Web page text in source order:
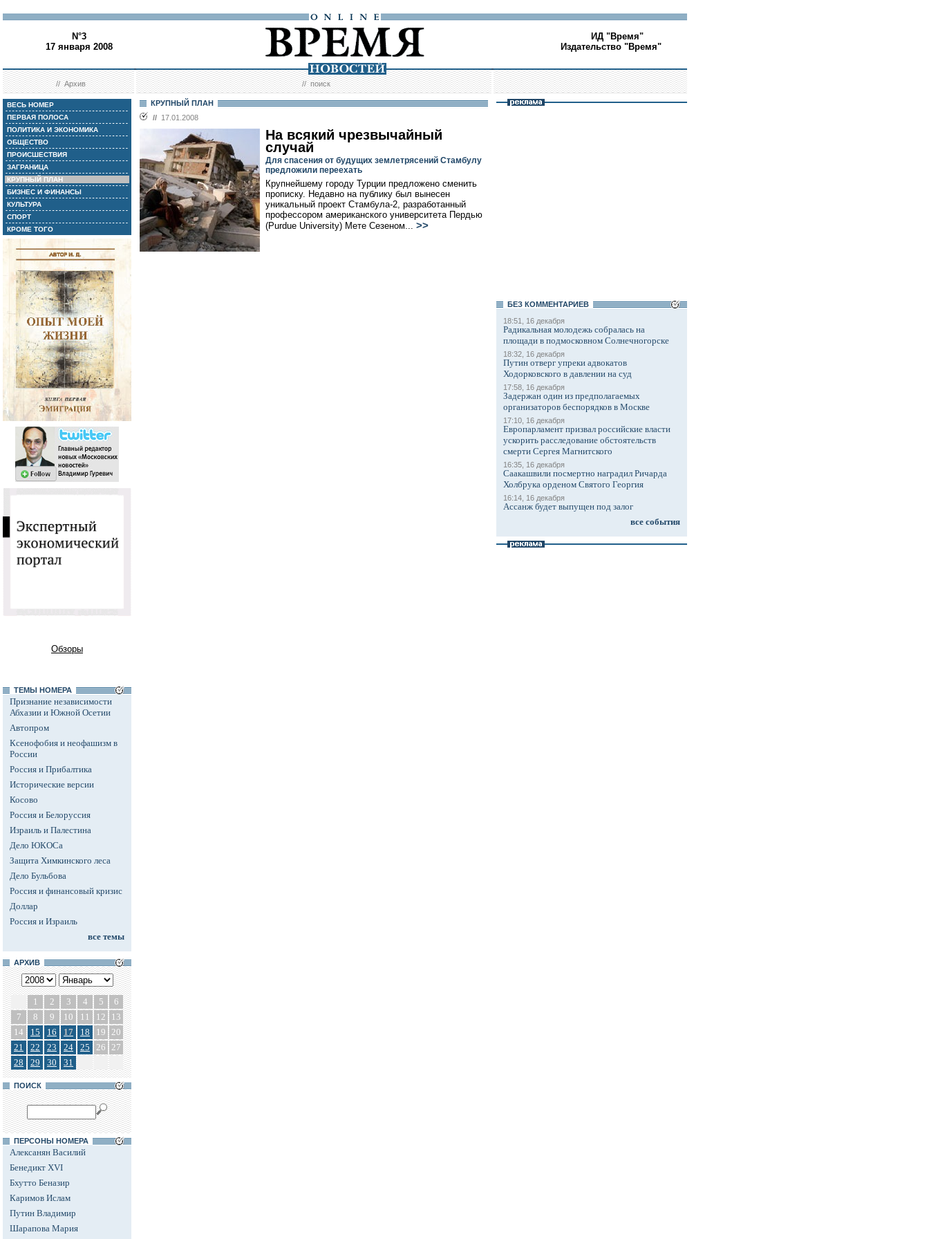
N°3
17 января 2008
ИД "Время"
Издательство "Время"
//Архив //поиск
ВЕСЬ НОМЕР
ПЕРВАЯ ПОЛОСА
ПОЛИТИКА И ЭКОНОМИКА
ОБЩЕСТВО
ПРОИСШЕСТВИЯ
ЗАГРАНИЦА
КРУПНЫЙ ПЛАН
БИЗНЕС И ФИНАНСЫ
КУЛЬТУРА
СПОРТ
КРОМЕ ТОГО
Обзоры
ТЕМЫ НОМЕРА
Признание независимости
Абхазии и Южной Осетии
Автопром
Ксенофобия и неофашизм в
России
Россия и Прибалтика
Исторические версии
Косово
Россия и Белоруссия
Израиль и Палестина
Дело ЮКОСа
Защита Химкинского леса
Дело Бульбова
Россия и финансовый кризис
Доллар
Россия и Израиль
все темы
АРХИВ
1 2 3 4 5
6
7
8 9 10 11 12
13
14
15 16 17 18 19 20
21
22 23 24 25 26 27
28
29 30 31
ПОИСК
ПЕРСОНЫ НОМЕРА
Алексанян Василий
Бенедикт XVI
Бхутто Беназир
Каримов Ислам
Путин Владимир
Шарапова Мария
КРУПНЫЙ ПЛАН
// 17.01.2008
На всякий чрезвычайный
случай
Для спасения от будущих землетрясений Стамбулу
предложили переехать
Крупнейшему городу Турции предложено сменить
прописку. Недавно на публику был вынесен
уникальный проект Стамбула-2, разработанный
профессором американского университета Пердью
(Purdue University) Мете Сезеном... >>
БЕЗ КОМMЕНТАРИЕВ
18:51, 16 декабря
Радикальная молодежь собралась на
площади в подмосковном Солнечногорске
18:32, 16 декабря
Путин отверг упреки адвокатов
Ходорковского в давлении на суд
17:58, 16 декабря
Задержан один из предполагаемых
организаторов беспорядков в Москве
17:10, 16 декабря
Европарламент призвал российские власти
ускорить расследование обстоятельств
смерти Сергея Магнитского
16:35, 16 декабря
Саакашвили посмертно наградил Ричарда
Холбрука орденом Святого Георгия
16:14, 16 декабря
Ассанж будет выпущен под залог
все события